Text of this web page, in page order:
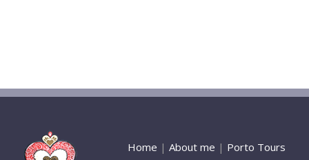
Home | About me | Porto Tours